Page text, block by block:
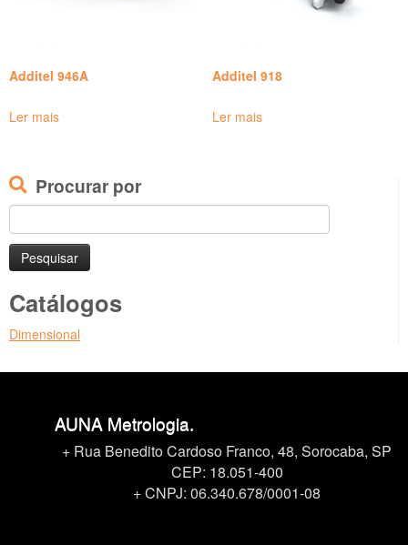
Additel 946A
Ler mais
Additel 918
Ler mais
Procurar por
por:
Catálogos
Dimensional
AUNA Metrologia.
+ Rua Benedito Cardoso Franco, 48, Sorocaba, SP
CEP: 18.051-400
+ CNPJ: 06.340.678/0001-08